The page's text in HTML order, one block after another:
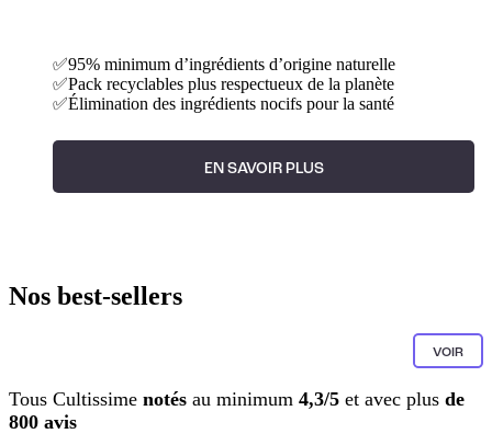
✅95% minimum d’ingrédients d’origine naturelle
✅Pack recyclables plus respectueux de la planète
✅Élimination des ingrédients nocifs pour la santé
EN SAVOIR PLUS
Nos best-sellers
VOIR
Tous Cultissime notés au minimum 4,3/5 et avec plus de
800 avis